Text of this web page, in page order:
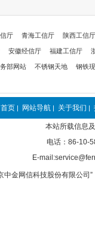
厅 青海工信厅 陕西工信厅
安徽经信厅 福建工信厅
部网站 不锈钢天地 钢铁
首页 | 网站导航 | 关于我们 |
本站所载信息
电话：86-10-
E-
中金网信科技股份有限公司